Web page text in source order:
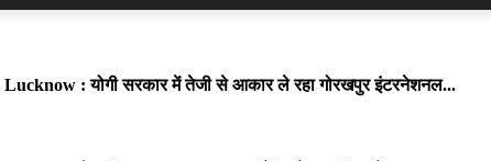
Lucknow : योगी सरकार में तेजी से आकार ले रहा गोरखपुर इंटरनेशनल...